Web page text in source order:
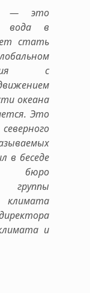
— это
вода в
стать
с
океана
Это
в беседе
группы
климата
и